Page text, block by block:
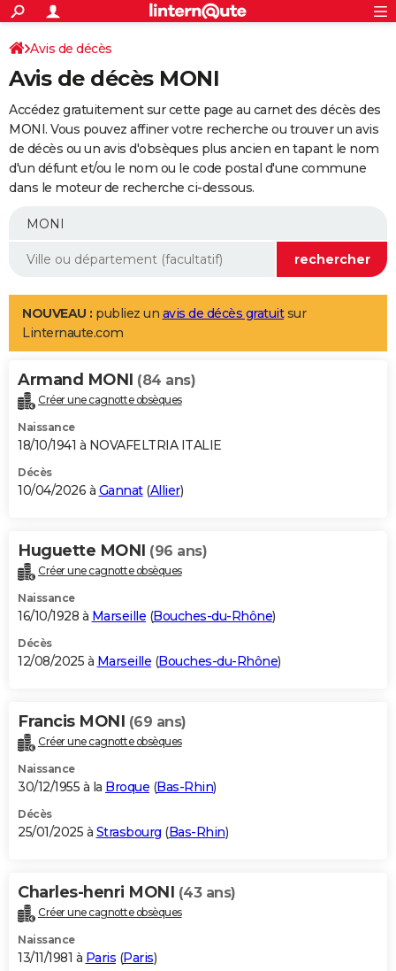
ACTUALITÉS
Politique
Société
Faits Divers
Education
Monde
Villes
+
SPORT
Coupe du monde 2026
Football
Tennis
Cyclisme
Rugby
Forum
Programme TV
TNT
Streaming
Cinéma
Sorties cinéma
Musique
+
FINANCE
Retraite
Impôts
Epargne
Immobilier
Risques naturels par ville
Banque
Assurance
Crédit
AUTO
Essais
Réserver un essai
Citadines
Berlines
SUV
Forum auto
+
Mobiles
Meilleur smartphone
Internet
Ordinateurs
Jeux vidéo
Guide high-tech
Aménagement intérieur
LIFESTYLE
Art de vivre
Bien-être
Loisirs
Mode
Modes de vie
Alimentation
Guide de la santé
Maladies
Médicaments
Sommeil
VOYAGE
Destinations
City break
Voyage nature
Voyage de noces
Forum
Climat
+PHOTO
GUIDES D'ACHAT
BONS PLANS
Carte de Noël
Carte Bonne année
Carte Saint-Valentin
Carte Pâques
Carte d'anniversaire
DICTIONNAIRE
Dictionnaire
Biographies
Citations
Expressions
Proverbes
PROGRAMME TV
S'inscrire
Se connecter
Lycées
Collèges
Primaires
Universités
Entreprises
Service militaire
Avis de recherche
AVIS DE DÉCÈS
Bricolage
Lifestyle
Culture
Sport
Auto
Television
Voyage
Cinema
Avis de décès
Avis de décès MONI
Accédez gratuitement sur cette page au carnet des décès des
MONI. Vous pouvez affiner votre recherche ou trouver un avis
de décès ou un avis d'obsèques plus ancien en tapant le nom
d'un défunt et/ou le nom ou le code postal d'une commune
dans le moteur de recherche ci-dessous.
NOUVEAU : publiez un avis de décès gratuitsur
Linternaute.com
Armand MONI (84 ans)
Créer une cagnotte obsèques
Naissance
18/10/1941 à NOVAFELTRIA ITALIE
Décès
10/04/2026 à Gannat(Allier)
Huguette MONI (96 ans)
Créer une cagnotte obsèques
Naissance
16/10/1928 à Marseille (Bouches-du-Rhône)
Décès
12/08/2025 à Marseille (Bouches-du-Rhône)
Francis MONI (69 ans)
Créer une cagnotte obsèques
Naissance
30/12/1955 à la Broque (Bas-Rhin)
Décès
25/01/2025 à Strasbourg (Bas-Rhin)
Charles-henri MONI (43 ans)
Créer une cagnotte obsèques
Naissance
13/11/1981 à Paris (Paris)